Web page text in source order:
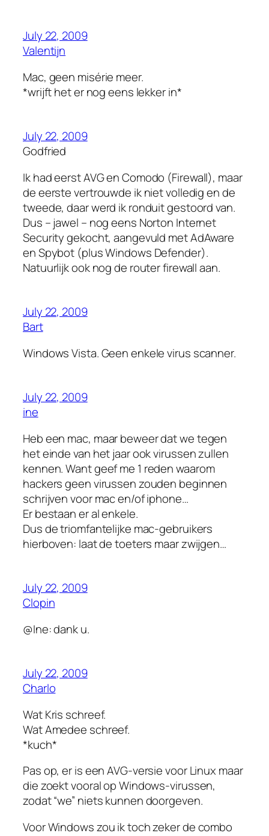
July 22, 2009
Valentijn
Mac, geen misérie meer.
*wrijft het er nog eens lekker in*
July 22, 2009
Godfried
Ik had eerst AVG en Comodo (Firewall), maar
de eerste vertrouwde ik niet volledig en de
tweede, daar werd ik ronduit gestoord van.
Dus – jawel – nog eens Norton Internet
Security gekocht, aangevuld met AdAware
en Spybot (plus Windows Defender).
Natuurlijk ook nog de router firewall aan.
July 22, 2009
Bart
Windows Vista. Geen enkele virus scanner.
July 22, 2009
ine
Heb een mac, maar beweer dat we tegen
het einde van het jaar ook virussen zullen
kennen. Want geef me 1 reden waarom
hackers geen virussen zouden beginnen
schrijven voor mac en/of iphone…
Er bestaan er al enkele.
Dus de triomfantelijke mac-gebruikers
hierboven: laat de toeters maar zwijgen…
July 22, 2009
Clopin
@Ine: dank u.
July 22, 2009
Charlo
Wat Kris schreef.
Wat Amedee schreef.
*kuch*
Pas op, er is een AVG-versie voor Linux maar
die zoekt vooral op Windows-virussen,
zodat “we” niets kunnen doorgeven.
Voor Windows zou ik toch zeker de combo